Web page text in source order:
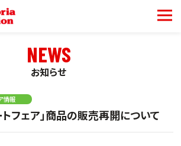
NEWS
お知らせ
情報
フェア」商品の販売再開について